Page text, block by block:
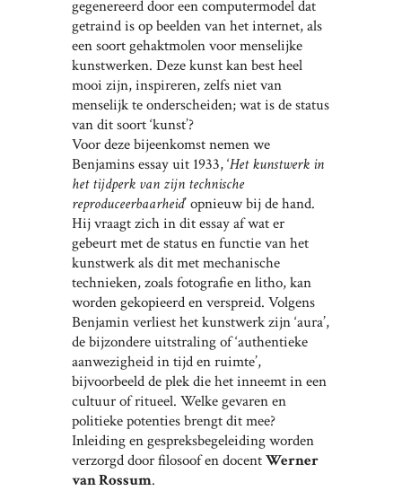
gegenereerd door een computermodel dat
getraind is op beelden van het internet, als
een soort gehaktmolen voor menselijke
kunstwerken. Deze kunst kan best heel
mooi zijn, inspireren, zelfs niet van
menselijk te onderscheiden; wat is de status
van dit soort ‘kunst’?
Voor deze bijeenkomst nemen we
Benjamins essay uit 1933, ‘Het kunstwerk in
het tijdperk van zijn technische
reproduceerbaarheid’ opnieuw bij de hand.
Hij vraagt zich in dit essay af wat er
gebeurt met de status en functie van het
kunstwerk als dit met mechanische
technieken, zoals fotografie en litho, kan
worden gekopieerd en verspreid. Volgens
Benjamin verliest het kunstwerk zijn ‘aura’,
de bijzondere uitstraling of ‘authentieke
aanwezigheid in tijd en ruimte’,
bijvoorbeeld de plek die het inneemt in een
cultuur of ritueel. Welke gevaren en
politieke potenties brengt dit mee?
Inleiding en gespreksbegeleiding worden
verzorgd door filosoof en docentWerner
van Rossum.